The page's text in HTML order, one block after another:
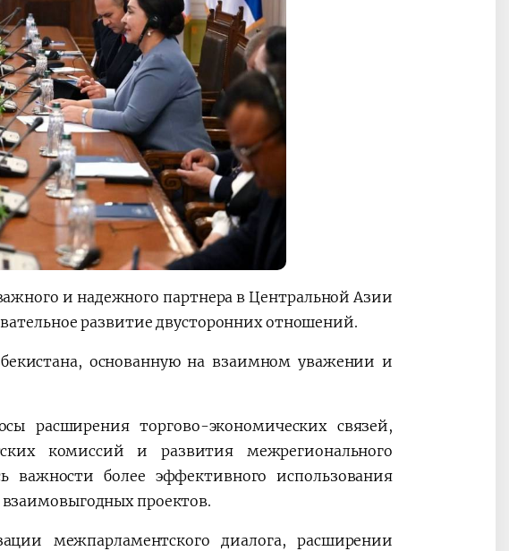
и надежного партнера в Центральной Азии
развитие двусторонних отношений.
основанную на взаимном уважении и
расширения торгово-экономических связей,
комиссий и развития межрегионального
важности более эффективного использования
проектов.
межпарламентского диалога, расширении